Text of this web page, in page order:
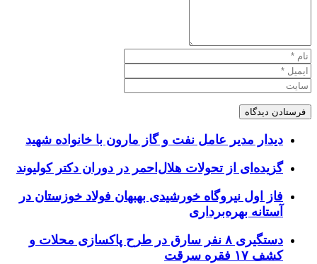
دیدار مدیر عامل نفت و گاز مارون با خانواده شهید
گزیده‌ای از تحولات هلال‌احمر در دوران دکتر کولیوند
فاز اول نیروگاه خورشیدی بهبهان فولاد خوزستان در
آستانه بهره‌برداری
دستگیری ۸ نفر سارق در طرح پاکسازی محلات و
کشف ۱۷ فقره سرقت